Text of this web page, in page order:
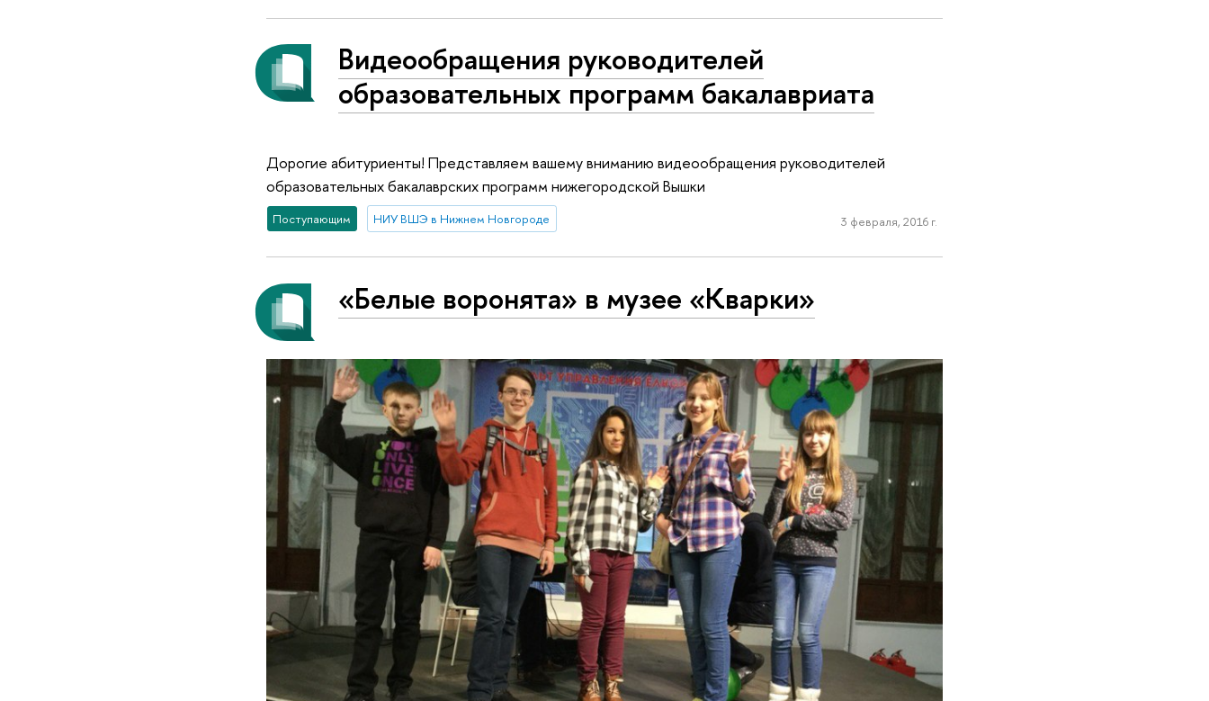
Видеообращения руководителей
образовательных программ бакалавриата
Дорогие абитуриенты! Представляем вашему вниманию видеообращения руководителей
образовательных бакалаврских программ нижегородской Вышки
Поступающим НИУ ВШЭ в Нижнем Новгороде 3 февраля, 2016 г.
«Белые воронята» в музее «Кварки»